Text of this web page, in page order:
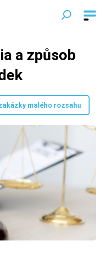
a způsob
malého rozsahu